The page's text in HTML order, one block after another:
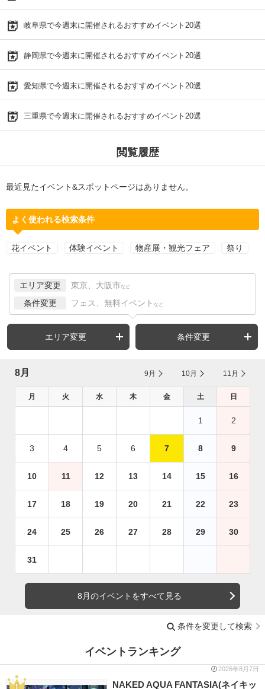
岐阜県で今週末に開催されるおすすめイベント20選
静岡県で今週末に開催されるおすすめイベント20選
愛知県で今週末に開催されるおすすめイベント20選
三重県で今週末に開催されるおすすめイベント20選
閲覧履歴
最近見たイベント&スポットページはありません。
よく使われる検索条件
花イベント 体験イベント 物産展・観光フェア 祭り
エリア変更 東京、大阪市 など
条件変更 フェス、無料イベント など
エリア変更 条件変更
8月 9月 10月 11月
月 火 水 木 金 土 日
1 2
3 4 5 6 7 8 9
10 11 12 13 14 15 16
17 18 19 20 21 22 23
24 25 26 27 28 29 30
31
8月のイベントをすべて見る
条件を変更して検索
イベントランキング
2026年8月7日
NAKED AQUA FANTASIA(ネイキッ